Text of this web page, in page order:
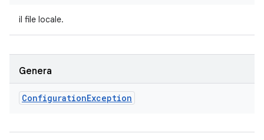
il file locale.
Genera
ConfigurationException